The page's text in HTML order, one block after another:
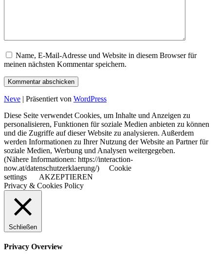
Name, E-Mail-Adresse und Website in diesem Browser für
meinen nächsten Kommentar speichern.
Neve | Präsentiert von WordPress
Diese Seite verwendet Cookies, um Inhalte und Anzeigen zu
personalisieren, Funktionen für soziale Medien anbieten zu können
und die Zugriffe auf dieser Website zu analysieren. Außerdem
werden Informationen zu Ihrer Nutzung der Website an Partner für
soziale Medien, Werbung und Analysen weitergegeben.
(Nähere Informationen: https://interaction-
now.at/datenschutzerklaerung/)
Cookie
settings
AKZEPTIEREN
Privacy & Cookies Policy
Schließen
Privacy Overview